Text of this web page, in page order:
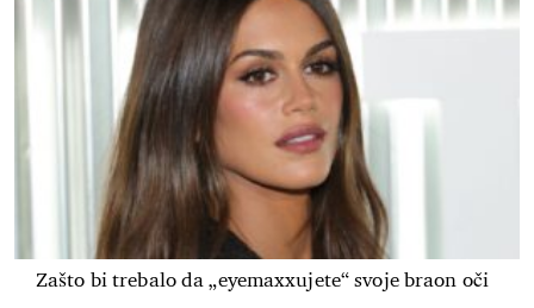
Zašto bi trebalo da „eyemaxxujete“ svoje braon oči